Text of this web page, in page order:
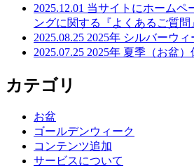
2025.12.01 当サイトにホームペ
ングに関する『よくあるご質問
2025.08.25 2025年 シルバーウ
2025.07.25 2025年 夏季（お盆
カテゴリ
お盆
ゴールデンウィーク
コンテンツ追加
サービスについて